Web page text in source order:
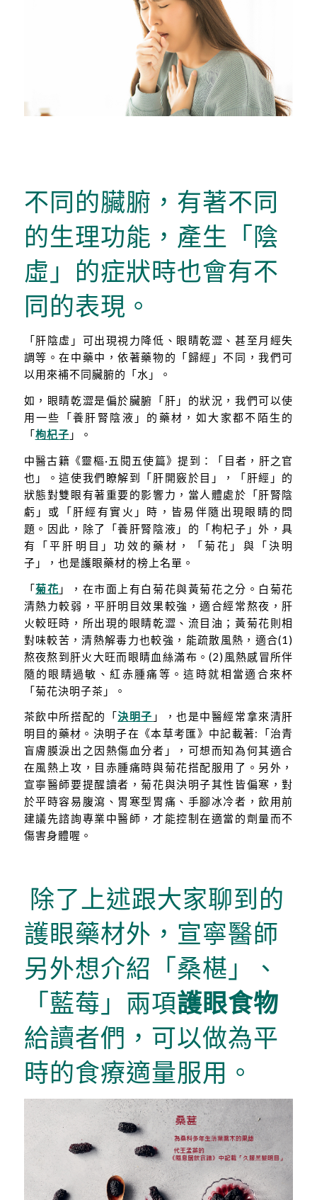
不同的臟腑，有著不同
的生理功能，產生「陰
虛」的症狀時也會有不
同的表現。
「肝陰虛」可出現視力降低、眼睛乾澀、甚至月經失
調等。在中藥中，依著藥物的「歸經」不同，我們可
以用來補不同臟腑的「水」。
如，眼睛乾澀是偏於臟腑「肝」的狀況，我們可以使
用一些「養肝腎陰液」的藥材，如大家都不陌生的
「枸杞子 」。
中醫古籍《靈樞·五閱五使篇》提到：「目者，肝之官
也」。這使我們瞭解到「肝開竅於目」，「肝經」的
狀態對雙眼有著重要的影響力，當人體處於「肝腎陰
虧」或「肝經有實火」時，皆易伴隨出現眼睛的問
題。因此，除了「養肝腎陰液」的「枸杞子」外，具
有「平肝明目」功效的藥材，「菊花」與「決明
子」，也是護眼藥材的榜上名單。
「菊花 」，在市面上有白菊花與黃菊花之分。白菊花
清熱力較弱，平肝明目效果較強，適合經常熬夜，肝
火較旺時，所出現的眼睛乾澀、流目油；黃菊花則相
對味較苦，清熱解毒力也較強，能疏散風熱，適合(1)
熬夜熬到肝火大旺而眼睛血絲滿布。(2)風熱感冒所伴
隨的眼睛過敏、紅赤腫痛等。這時就相當適合來杯
「菊花決明子茶」。
茶飲中所搭配的「決明子 」，也是中醫經常拿來清肝
明目的藥材。決明子在《本草考匯》中記載著:「治青
盲膚膜淚出之因熱傷血分者」，可想而知為何其適合
在風熱上攻，目赤腫痛時與菊花搭配服用了。另外，
宣寧醫師要提醒讀者，菊花與決明子其性皆偏寒，對
於平時容易腹瀉、胃寒型胃痛、手腳冰冷者，飲用前
建議先諮詢專業中醫師，才能控制在適當的劑量而不
傷害身體喔。
除了上述跟大家聊到的
護眼藥材外，宣寧醫師
另外想介紹「桑椹」、
「藍莓」兩項護眼食物
給讀者們，可以做為平
時的食療適量服用。